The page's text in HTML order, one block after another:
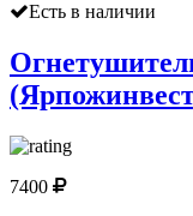
Есть в наличии
7400